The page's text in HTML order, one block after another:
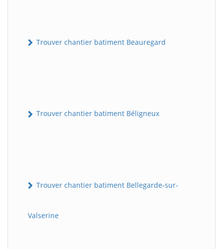
Trouver chantier batiment Beauregard
Trouver chantier batiment Béligneux
Trouver chantier batiment Bellegarde-sur-
Valserine